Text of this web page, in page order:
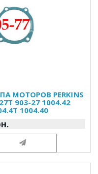
МОТОРОВ PERKINS
903-27 1004.42
1004.40